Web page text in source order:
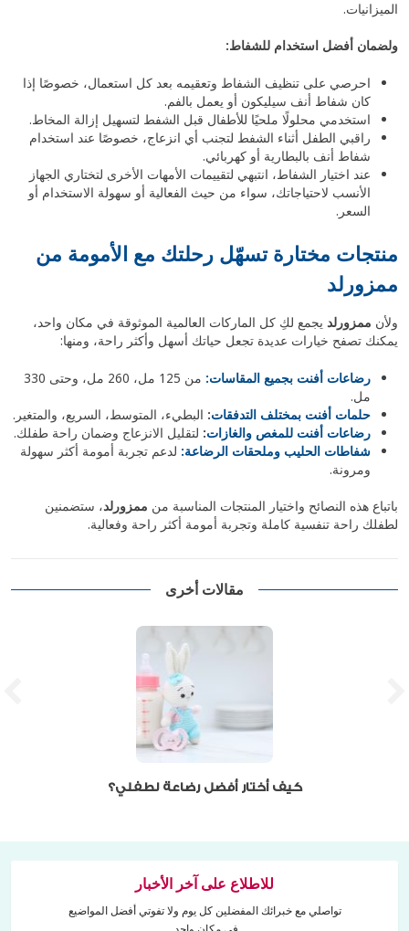
الميزانيات.
ولضمان أفضل استخدام للشفاط:
احرصي على تنظيف الشفاط وتعقيمه بعد كل استعمال، خصوصًا إذا
كان شفاط أنف سيليكون أو يعمل بالفم.
استخدمي محلولًا ملحيًا للأطفال قبل الشفط لتسهيل إزالة المخاط.
راقبي الطفل أثناء الشفط لتجنب أي انزعاج، خصوصًا عند استخدام
شفاط أنف بالبطارية أو كهربائي.
عند اختيار الشفاط، انتبهي لتقييمات الأمهات الأخرى لتختاري الجهاز
الأنسب لاحتياجاتك، سواء من حيث الفعالية أو سهولة الاستخدام أو
السعر.
منتجات مختارة تسهّل رحلتك مع الأمومة من
ممزورلد
ولأن ممزورلد يجمع لكِ كل الماركات العالمية الموثوقة في مكان واحد،
يمكنك تصفح خيارات عديدة تجعل حياتك أسهل وأكثر راحة، ومنها:
رضاعات أفنت بجميع المقاسات:
من 125 مل، 260 مل، وحتى 330
مل.
حلمات أفنت بمختلف التدفقات: البطيء، المتوسط، السريع، والمتغير.
رضاعات أفنت للمغص والغازات: لتقليل الانزعاج وضمان راحة طفلك.
شفاطات الحليب وملحقات الرضاعة: لدعم تجربة أمومة أكثر سهولة
ومرونة.
باتباع هذه النصائح واختيار المنتجات المناسبة من ممزورلد، ستضمنين
لطفلك راحة تنفسية كاملة وتجربة أمومة أكثر راحة وفعالية.
مقالات أخرى
كيف أختار أفضل رضاعة لطفلي؟
للاطلاع على آخر الأخبار
تواصلي مع خبرائك المفضلين كل يوم ولا تفوتي أفضل المواضيع